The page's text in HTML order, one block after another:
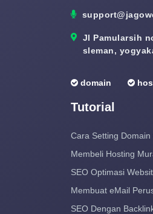
Jl Pamularsih
sleman,
domain
Tutorial
Cara Setting
Membeli Hosting
SEO Optimasi
Membuat eMail
SEO Dengan